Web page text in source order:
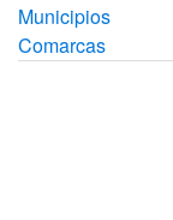
Municipios
Comarcas